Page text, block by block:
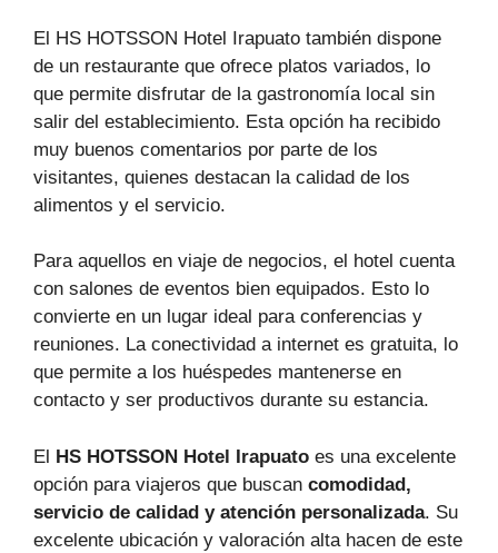
El HS HOTSSON Hotel Irapuato también dispone
de un restaurante que ofrece platos variados, lo
que permite disfrutar de la gastronomía local sin
salir del establecimiento. Esta opción ha recibido
muy buenos comentarios por parte de los
visitantes, quienes destacan la calidad de los
alimentos y el servicio.
Para aquellos en viaje de negocios, el hotel cuenta
con salones de eventos bien equipados. Esto lo
convierte en un lugar ideal para conferencias y
reuniones. La conectividad a internet es gratuita, lo
que permite a los huéspedes mantenerse en
contacto y ser productivos durante su estancia.
El HS HOTSSON Hotel Irapuato es una excelente
opción para viajeros que buscan comodidad,
servicio de calidad y atención personalizada. Su
excelente ubicación y valoración alta hacen de este